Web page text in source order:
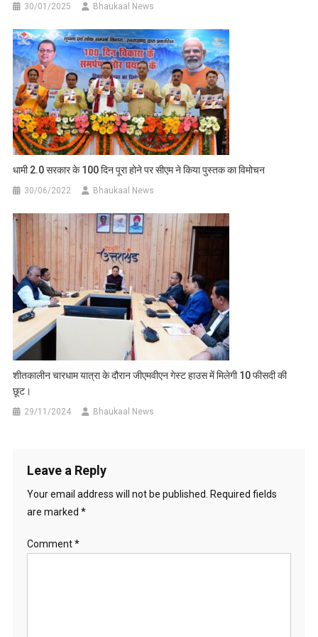
30/01/2025 Bhaukaal News
धामी 2.0 सरकार के 100 दिन पूरा होने पर सीएम ने किया पुस्तक का विमोचन
30/06/2022 Bhaukaal News
शीतकालीन चारधाम यात्रा के दौरान जीएमवीएन गेस्ट हाउस में मिलेगी 10 फीसदी की
छूट।
29/11/2024 Bhaukaal News
Leave a Reply
Your email address will not be published.
Required fields
are marked *
Comment*